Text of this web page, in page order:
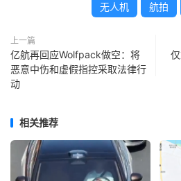
无人机 航拍
上一篇
亿航再回应Wolfpack做空：将
恶意中伤和虚假指控采取法律行
动
相关推荐